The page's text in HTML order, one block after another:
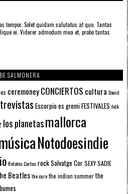
tempor. Solet quidam salutatus at quo. Tantas
ei. Viderer admodum mea et, probo tantas
SALMONERA
ceremoneyCONCIERTOS cultura David
Escorpioes gremiFESTIVALES folk
los planetasmallorca
Notodoesindie
Relatos CortosrockSalvatge CorSEXY SADIE
Beatlesthe curethe indian summerthe